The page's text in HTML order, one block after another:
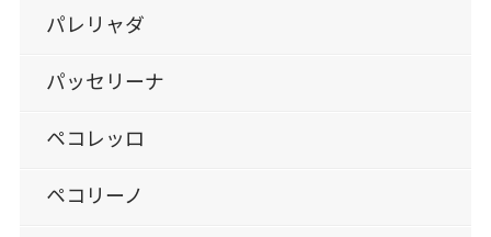
パレリャダ
パッセリーナ
ペコレッロ
ペコリーノ